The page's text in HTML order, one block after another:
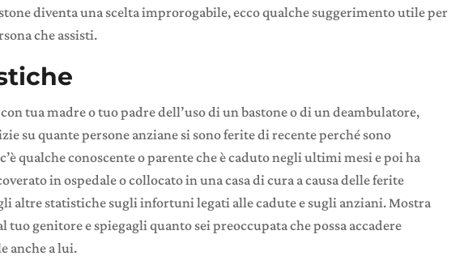
diventa una scelta improrogabile, ecco qualche suggerimento utile per
che assisti.
tua madre o tuo padre dell’uso di un bastone o di un deambulatore,
su quante persone anziane si sono ferite di recente perché sono
c’è qualche conoscente o parente che è caduto negli ultimi mesi e poi ha
in ospedale o collocato in una casa di cura a causa delle ferite
altre statistiche sugli infortuni legati alle cadute e sugli anziani. Mostra
genitore e spiegagli quanto sei preoccupata che possa accadere
anche a lui.